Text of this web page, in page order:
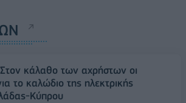
κάλαθο των αχρήστων οι
το καλώδιο της ηλεκτρικής
Κύπρου